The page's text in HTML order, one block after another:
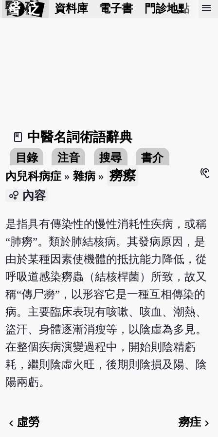
醫 砭 資料庫 電子書 門診地點 預
menu
book_2
中醫名詞術語辭典
目錄 注音 搜尋
書介
內兒科病症 »雜病 » 癆瘵
hearing
bubble_chart 內容
是指具有傳染性的慢性消耗性疾病，或稱
“肺癆”。類於肺結核病。其發病原因，是
由於某種因素使機體的抵抗能力降低，從
呼吸道感染癆蟲（結核桿菌）所致，故又
稱“傳尸癆”，以形容它是一種互相傳染的
病。主要臨床表現有咳嗽、咳血、潮熱、
盜汗、身體逐漸消瘦等，以陰虛為多見。
在整個疾病演變過程中，開始則陰精虧
耗，繼則陰虛火旺，後期則陰損及陽、陰
陽兩虧。
chevron_left虛勞 癆疰chevron_right